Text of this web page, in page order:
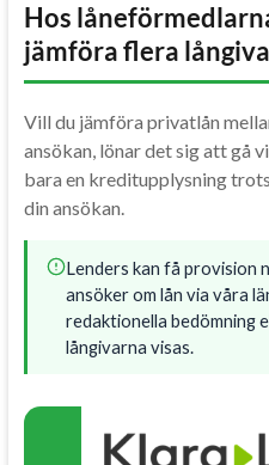
Hos
jämföra flera
Vill du jämföra privatlån
ansökan, lönar det sig att gå
bara en kreditupplysning
din ansökan.
Lenders kan få provision
ansöker om lån via våra
redaktionella bedömning
långivarna visas.